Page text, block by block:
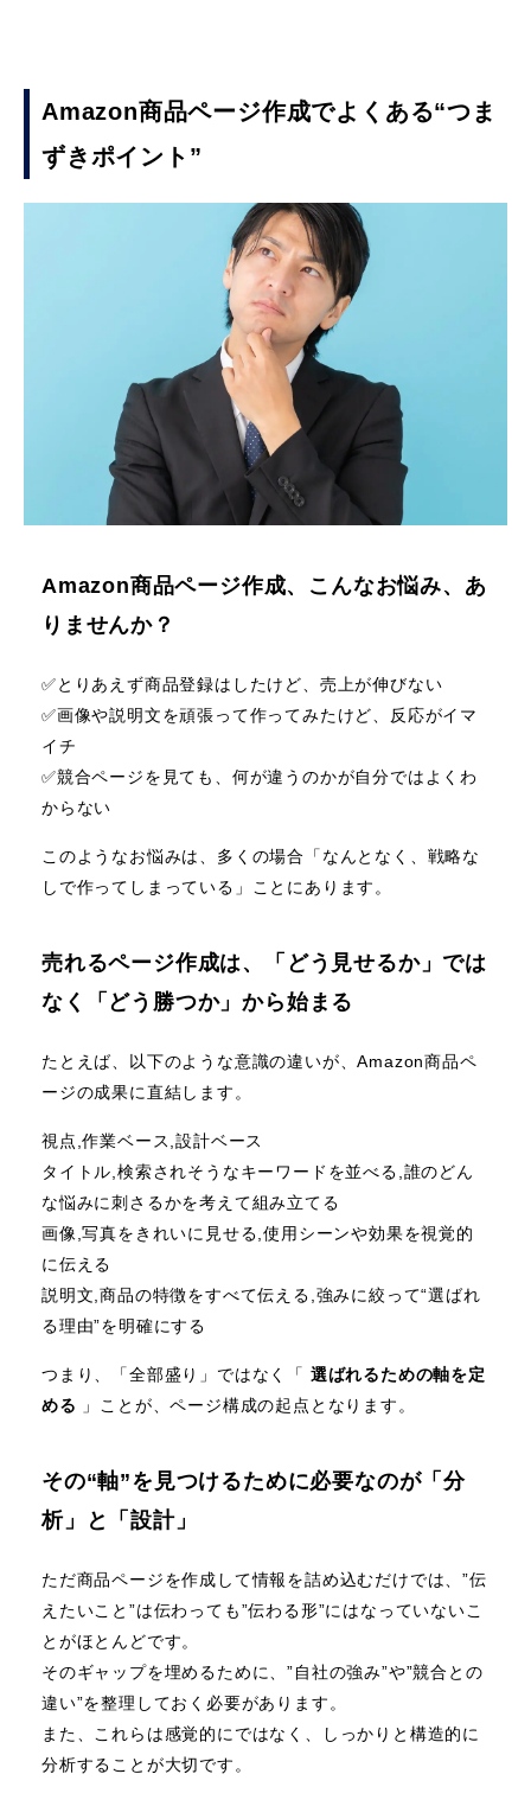
Amazon商品ページ作成でよくある“つま
ずきポイント”
Amazon商品ページ作成、こんなお悩み、あ
りませんか？
✅️とりあえず商品登録はしたけど、売上が伸びない
✅️画像や説明文を頑張って作ってみたけど、反応がイマ
イチ
✅️競合ページを見ても、何が違うのかが自分ではよくわ
からない
このようなお悩みは、多くの場合「なんとなく、戦略な
しで作ってしまっている」ことにあります。
売れるページ作成は、「どう見せるか」では
なく「どう勝つか」から始まる
たとえば、以下のような意識の違いが、Amazon商品ペ
ージの成果に直結します。
視点,作業ベース,設計ベース
タイトル,検索されそうなキーワードを並べる,誰のどん
な悩みに刺さるかを考えて組み立てる
画像,写真をきれいに見せる,使用シーンや効果を視覚的
に伝える
説明文,商品の特徴をすべて伝える,強みに絞って“選ばれ
る理由”を明確にする
つまり、「全部盛り」ではなく「 選ばれるための軸を定
める
」ことが、ページ構成の起点となります。
その“軸”を見つけるために必要なのが「分
析」と「設計」
ただ商品ページを作成して情報を詰め込むだけでは、”伝
えたいこと”は伝わっても”伝わる形”にはなっていないこ
とがほとんどです。
そのギャップを埋めるために、”自社の強み”や”競合との
違い”を整理しておく必要があります。
また、これらは感覚的にではなく、しっかりと構造的に
分析することが大切です。